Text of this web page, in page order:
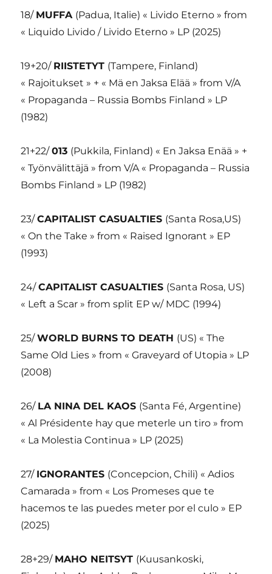
18/ MUFFA (Padua, Italie) « Livido Eterno » from
« Liquido Livido / Livido Eterno » LP (2025)
19+20/ RIISTETYT (Tampere, Finland)
« Rajoitukset » + « Mä en Jaksa Elää » from V/A
« Propaganda – Russia Bombs Finland » LP
(1982)
21+22/013 (Pukkila, Finland) « En Jaksa Enää » +
« Työnvälittäjä » from V/A « Propaganda – Russia
Bombs Finland » LP (1982)
23/CAPITALIST CASUALTIES (Santa Rosa,US)
« On the Take » from « Raised Ignorant » EP
(1993)
24/CAPITALIST CASUALTIES (Santa Rosa, US)
« Left a Scar » from split EP w/ MDC (1994)
25/WORLD BURNS TO DEATH (US) « The
Same Old Lies » from « Graveyard of Utopia » LP
(2008)
26/ LA NINA DEL KAOS (Santa Fé, Argentine)
« Al Présidente hay que meterle un tiro » from
« La Molestia Continua » LP (2025)
27/ IGNORANTES (Concepcion, Chili) « Adios
Camarada » from « Los Promeses que te
hacemos te las puedes meter por el culo » EP
(2025)
28+29/ MAHO NEITSYT (Kuusankoski,